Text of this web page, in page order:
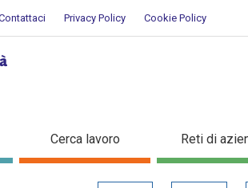
Privacy Policy Cookie Policy
in evidenza
Cerca lavoro Reti di